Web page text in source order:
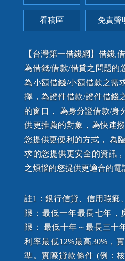
看稿區 免責聲
【台灣第一借錢網】借錢,
為借錢/借款/借貸之問題的
為小額借錢/小額借款之需
擇，為證件借款/證件借錢
的窗口， 為身分證借款/身
供更推薦的對象，為快速
您提供更便利的方式， 為
求的您提供更安全的資訊
之煩惱的您提供更適合的電
註1：銀行信貸、信用瑕疵
限：最低一年最長七年，
限： 最低十年～最長三十
利率最低12%最高30%，
準。實際貸款條件 (例：